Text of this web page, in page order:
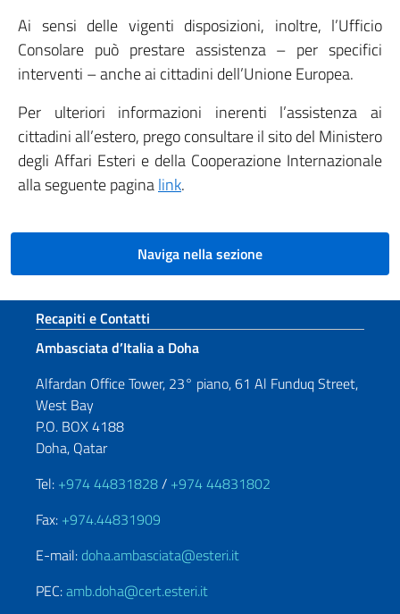
Ai sensi delle vigenti disposizioni, inoltre, l’Ufficio
Consolare può prestare assistenza – per specifici
interventi – anche ai cittadini dell’Unione Europea.
Per ulteriori informazioni inerenti l’assistenza ai
cittadini all’estero, prego consultare il sito del Ministero
degli Affari Esteri e della Cooperazione Internazionale
alla seguente paginalink.
Naviga nella sezione
Sezione footer
Recapiti e Contatti
Ambasciata d’Italia a Doha
Alfardan Office Tower, 23° piano, 61 Al Funduq Street,
West Bay
P.O. BOX 4188
Doha, Qatar
Tel: +974 44831828/ +974 44831802
Fax: +974.44831909
E-mail: doha.ambasciata@esteri.it
PEC:amb.doha@cert.esteri.it